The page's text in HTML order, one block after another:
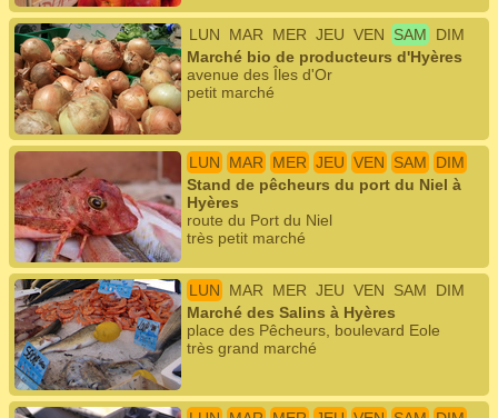
LUN MAR MER JEU VEN SAM
DIM
Marché bio de producteurs d'Hyères
avenue des Îles d'Or
petit marché
LUN MAR MER JEU VEN SAM
DIM
Stand de pêcheurs du port du Niel à
Hyères
route du Port du Niel
très petit marché
LUN MAR MER JEU VEN SAM
DIM
Marché des Salins à Hyères
place des Pêcheurs, boulevard Eole
très grand marché